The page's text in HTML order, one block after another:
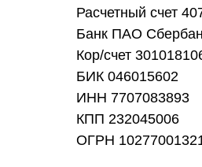
Расчетный счет
Банк ПАО
Кор/счет
БИК 046015602
ИНН 7707083893
КПП 232045006
ОГРН